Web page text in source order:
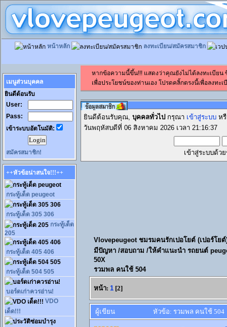
หน้าหลัก ลงทะเบียน/สมัครสมาชิก
เมนูส่วนบุคคล
ยินดีต้อนรับ
User:
Pass:
เข้าระบบอัตโนมัติ:
สมัครสมาชิก!
++หัวข้อน่าสนใจ!!!++
กระทู้เด็ด peugeot
กระทู้เด็ด 305 306
กระทู้เด็ด
205
กระทู้เด็ด 405 406
กระทู้เด็ด 504 505
บอร์ดเก่าควรอ่าน!
VDO
เด็ด!!!
หากข้อความนี้ขึ้น!!! แสดงว่าคุณยังไม่ได้ลงทะเบียน
เพื่อประโยชน์ของท่านเอง โปรดคลิ้กตรงนี้เพื่อลงทะเ
ยินดีต้อนรับคุณ, บุคคลทั่วไป กรุณา เข้าสู่ระบบ ห
วันพฤหัสบดีที่ 06 สิงหาคม 2026 เวลา 21:16:37
เข้าสู่ระบบด้ว
Vlovepeugeot ชมรมคนรักเปอโยต์ (เปอร์
มีปัญหา /สอบถาม /ให้คำแนะนำ รถยนต์
50X
หน้า: 1[2]